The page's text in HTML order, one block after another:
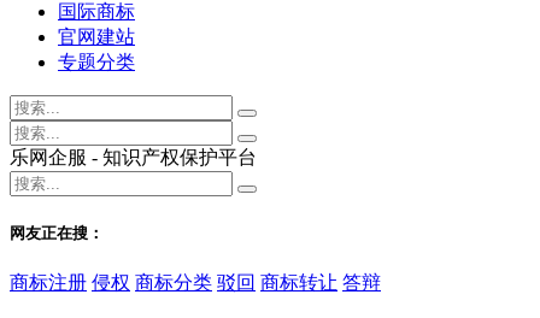
国际商标
官网建站
专题分类
乐网企服 - 知识产权保护平台
网友正在搜：
商标注册 侵权 商标分类 驳回 商标转让 答辩